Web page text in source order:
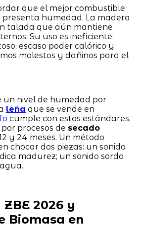
que el mejor combustible
presenta humedad. La madera
talada que aún mantiene
Su uso es ineficiente:
escaso poder calórico y
molestos y dañinos para el
un nivel de humedad por
leña que se vende en
cumple con estos estándares,
procesos de secado
y 24 meses. Un método
chocar dos piezas: un sonido
madurez; un sonido sordo
2026 y
Biomasa en